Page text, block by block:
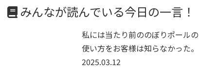
みんなが読んでいる今日の一言！
私には当たり前ののぼりポールの
使い方をお客様は知らなかった。
2025.03.12